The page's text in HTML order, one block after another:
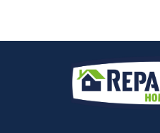
m
h